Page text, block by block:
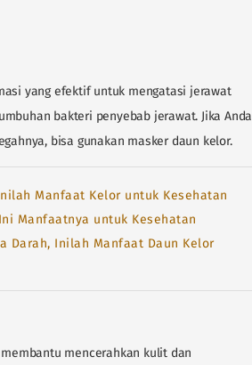
yang efektif untuk mengatasi jerawat
bakteri penyebab jerawat. Jika Anda
bisa gunakan masker daun kelor.
Manfaat Kelor untuk Kesehatan
Manfaatnya untuk Kesehatan
Darah, Inilah Manfaat Daun Kelor
mencerahkan kulit dan